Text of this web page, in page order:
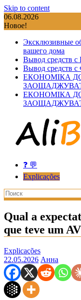
Skip to content
06.08.2026
Новое!
Эксклюзивные
вашего дома
Вывод средств с
Вывод средств
ЕКОНОМІКА
ЕКОНОМІКА
❓ 💬
Explicações
Qual a
que teve um
Explicações
22.05.2026 Анна